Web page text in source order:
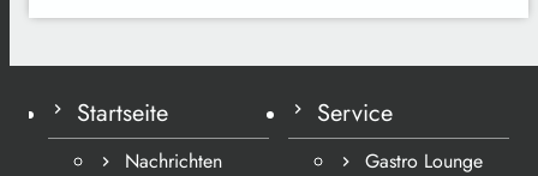
Startseite
Nachrichten
Service
Gastro Lounge